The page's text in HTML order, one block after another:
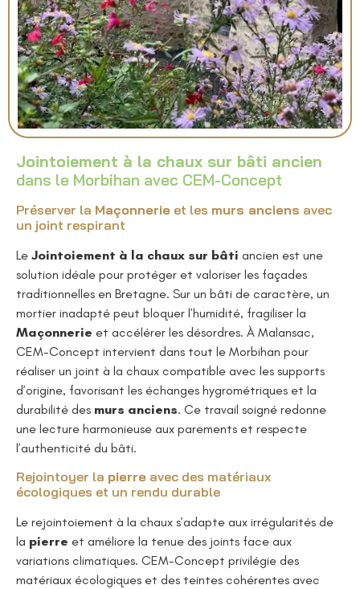
Jointoiement à la chaux sur bâti ancien
dans le Morbihan avec CEM-Concept
Préserver la Maçonnerie et les murs anciens avec
un joint respirant
Le Jointoiement à la chaux sur bâti ancien est une
solution idéale pour protéger et valoriser les façades
traditionnelles en Bretagne. Sur un bâti de caractère, un
mortier inadapté peut bloquer l’humidité, fragiliser la
Maçonnerie et accélérer les désordres. À Malansac,
CEM-Concept intervient dans tout le Morbihan pour
réaliser un joint à la chaux compatible avec les supports
d’origine, favorisant les échanges hygrométriques et la
durabilité des murs anciens. Ce travail soigné redonne
une lecture harmonieuse aux parements et respecte
l’authenticité du bâti.
Rejointoyer la pierre avec des matériaux
écologiques et un rendu durable
Le rejointoiement à la chaux s’adapte aux irrégularités de
la pierre et améliore la tenue des joints face aux
variations climatiques. CEM-Concept privilégie des
matériaux écologiques et des teintes cohérentes avec